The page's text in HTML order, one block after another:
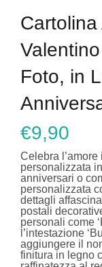
Foto, in
€9,90
Celebra
personalizzata
anniversari o
personalizzata
dettagli
postali
personali come
l’intestazione
aggiungere il
finitura in legno